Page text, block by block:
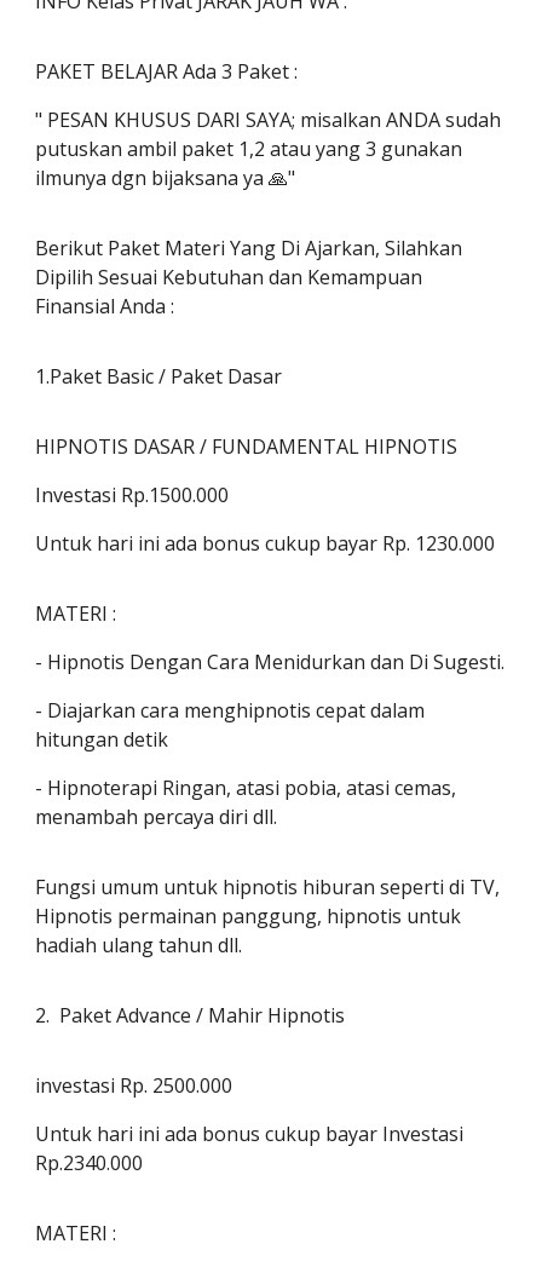
PAKET BELAJAR Ada 3 Paket :
" PESAN KHUSUS DARI SAYA; misalkan ANDA sudah
putuskan ambil paket 1,2 atau yang 3 gunakan
ilmunya dgn bijaksana ya 🙏"
Berikut Paket Materi Yang Di Ajarkan, Silahkan
Dipilih Sesuai Kebutuhan dan Kemampuan
Finansial Anda :
1.Paket Basic / Paket Dasar
HIPNOTIS DASAR / FUNDAMENTAL HIPNOTIS
Investasi Rp.1500.000
Untuk hari ini ada bonus cukup bayar Rp. 1230.000
MATERI :
- Hipnotis Dengan Cara Menidurkan dan Di Sugesti.
- Diajarkan cara menghipnotis cepat dalam
hitungan detik
- Hipnoterapi Ringan, atasi pobia, atasi cemas,
menambah percaya diri dll.
Fungsi umum untuk hipnotis hiburan seperti di TV,
Hipnotis permainan panggung, hipnotis untuk
hadiah ulang tahun dll.
2. Paket Advance / Mahir Hipnotis
investasi Rp. 2500.000
Untuk hari ini ada bonus cukup bayar Investasi
Rp.2340.000
MATERI :